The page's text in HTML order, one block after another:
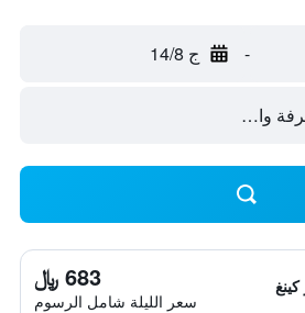
- ج 14/8
683 ﷼
سعر الليلة شامل الرسوم